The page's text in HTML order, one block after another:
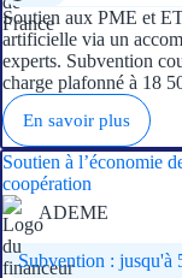
Soutien aux PME et
artificielle via un
experts. Subvention
charge plafonné à 18
En savoir plus
Soutien à l’économie
coopération
ADEME
Subvention : jusqu'à